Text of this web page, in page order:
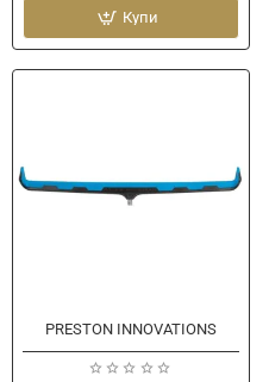
AVID
CARP
Adaptor
Купи
-30%
PRESTON INNOVATIONS